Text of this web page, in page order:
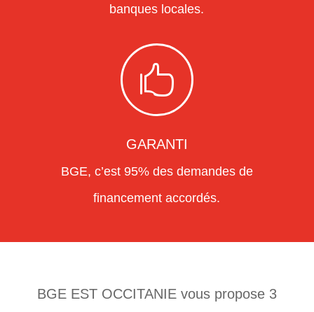
banques locales.

GARANTI
BGE, c’est 95% des demandes de
financement accordés.
BGE EST OCCITANIE vous propose 3